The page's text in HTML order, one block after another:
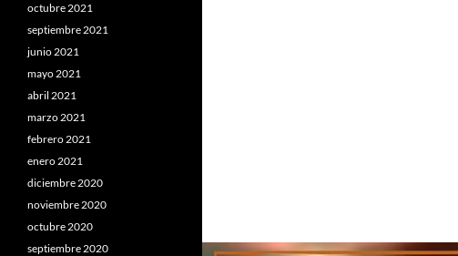
octubre 2021
septiembre 2021
junio 2021
mayo 2021
abril 2021
marzo 2021
febrero 2021
enero 2021
diciembre 2020
noviembre 2020
octubre 2020
septiembre 2020